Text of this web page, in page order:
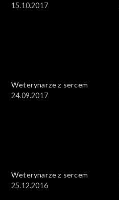
15.10.2017
Weterynarze z sercem
24.09.2017
Weterynarze z sercem
25.12.2016